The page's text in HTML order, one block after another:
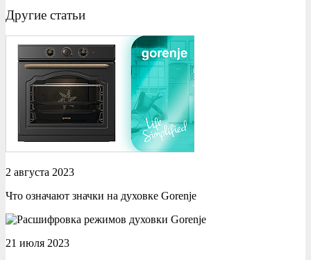
Другие статьи
2 августа 2023
Что означают значки на духовке Gorenje
21 июля 2023